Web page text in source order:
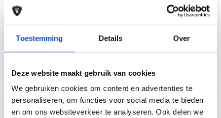
Toestemming Details Over
Deze website maakt gebruik van cookies
We gebruiken cookies om content en advertenties te
personaliseren, om functies voor social media te bieden
en om ons websiteverkeer te analyseren. Ook delen we
Auto Keijzers